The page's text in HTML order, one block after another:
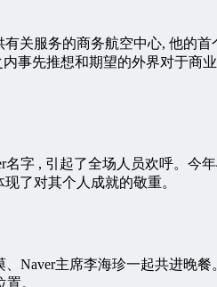
关服务的商务航空中心, 他的首
事先推想和期望的外界对于商
字 , 引起了全场人员欢呼。今
了对其个人成就的敬重。
Naver主席李海珍一起共进晚
。